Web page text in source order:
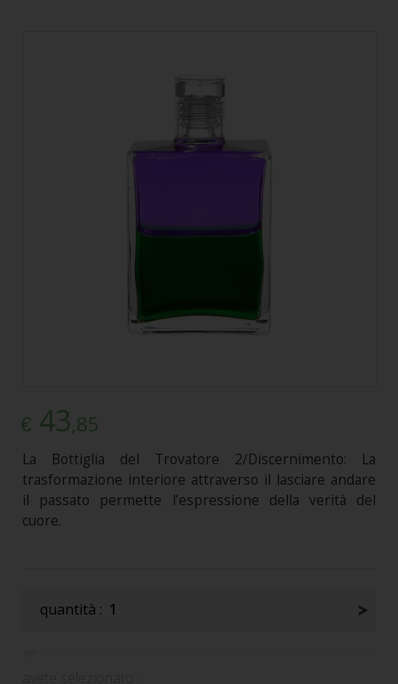
€ 43,85
La Bottiglia del Trovatore 2/Discernimento: La
trasformazione interiore attraverso il lasciare andare
il passato permette l’espressione della verità del
cuore.
quantità : 1